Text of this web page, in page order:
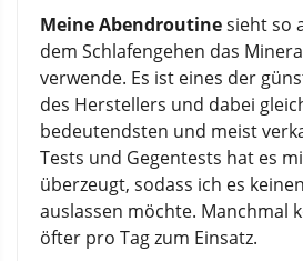
Meine Abendroutinesieht so
dem Schlafengehen das
verwende. Es ist eines der
des Herstellers und dabei
bedeutendsten und meist
Tests und Gegentests hat es
überzeugt, sodass ich es
auslassen möchte. Manchmal
öfter pro Tag zum Einsatz.